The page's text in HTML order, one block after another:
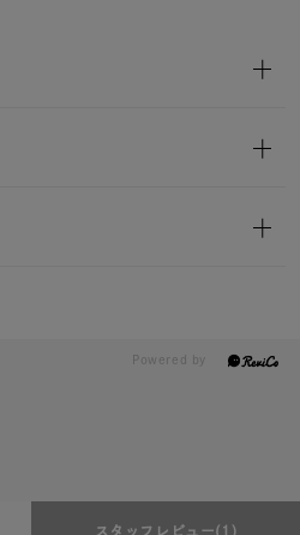
スタッフレビュー(1)